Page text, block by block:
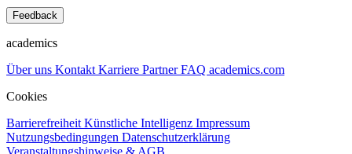
Feedback
academics
Über uns Kontakt Karriere PartnerFAQ academics.com
Cookies
Barrierefreiheit Künstliche Intelligenz Impressum
Nutzungsbedingungen Datenschutzerklärung
Veranstaltungshinweise & AGB